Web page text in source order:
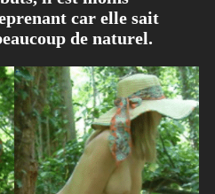
car elle sait
de naturel.